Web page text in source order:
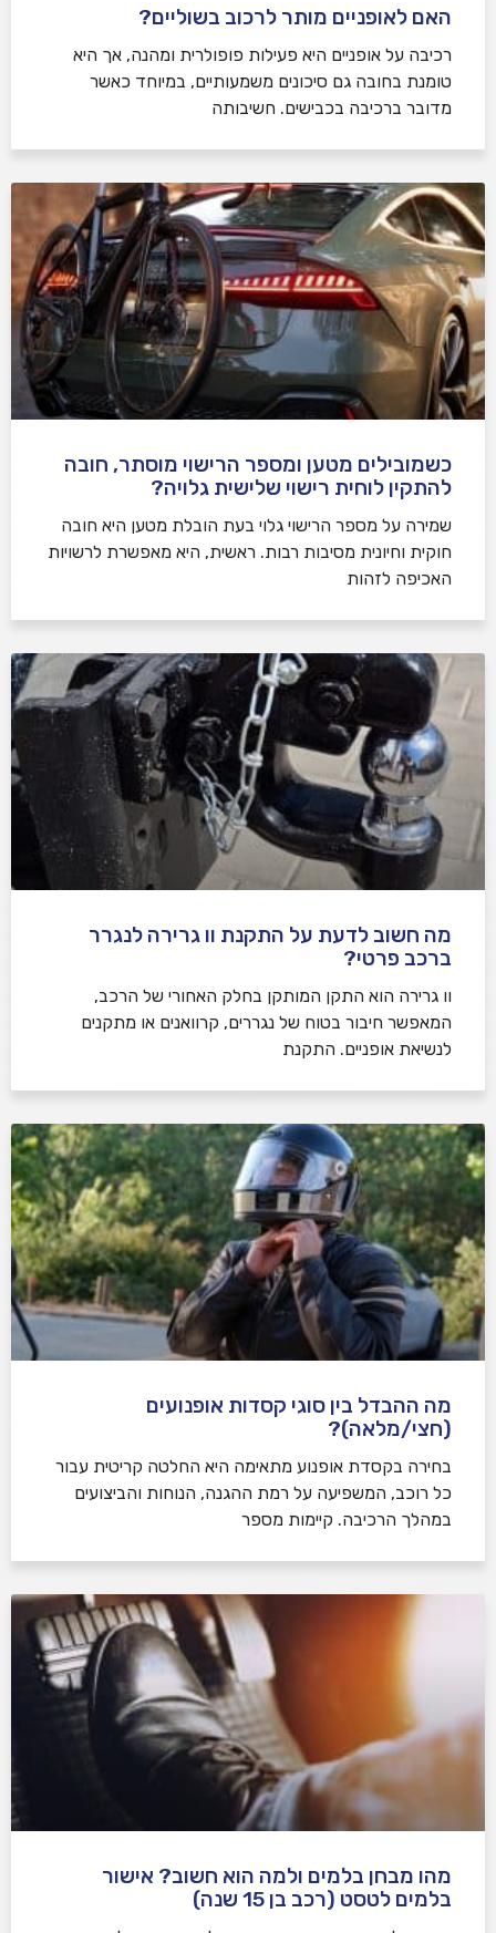
האם לאופניים מותר לרכוב בשוליים?
רכיבה על אופניים היא פעילות פופולרית ומהנה, אך היא
טומנת בחובה גם סיכונים משמעותיים, במיוחד כאשר
מדובר ברכיבה בכבישים. חשיבותה
כשמובילים מטען ומספר הרישוי מוסתר, חובה
להתקין לוחית רישוי שלישית גלויה?
שמירה על מספר הרישוי גלוי בעת הובלת מטען היא חובה
חוקית וחיונית מסיבות רבות. ראשית, היא מאפשרת לרשויות
האכיפה לזהות
מה חשוב לדעת על התקנת וו גרירה לנגרר
ברכב פרטי?
וו גרירה הוא התקן המותקן בחלק האחורי של הרכב,
המאפשר חיבור בטוח של נגררים, קרוואנים או מתקנים
לנשיאת אופניים. התקנת
מה ההבדל בין סוגי קסדות אופנועים
(חצי/מלאה)?
בחירה בקסדת אופנוע מתאימה היא החלטה קריטית עבור
כל רוכב, המשפיעה על רמת ההגנה, הנוחות והביצועים
במהלך הרכיבה. קיימות מספר
מהו מבחן בלמים ולמה הוא חשוב? אישור
בלמים לטסט (רכב בן 15 שנה)